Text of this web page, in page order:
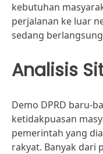
kebutuhan
perjalanan ke luar
sedang
Analisis
Demo DPRD baru-
ketidakpuasan
pemerintah yang
rakyat. Banyak dari